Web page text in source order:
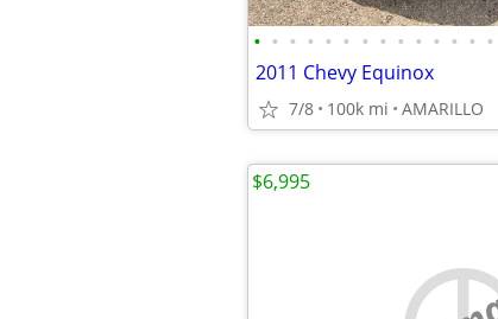
• • • • • • • • • • • • • •
2011 Chevy Equinox
7/8 100k mi AMARILLO
$6,995